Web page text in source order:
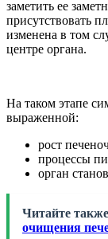
заметить ее
присутствовать
изменена в том
центре органа.
На таком этапе
выраженной:
рост
процессы
орган
Читайте
очищения